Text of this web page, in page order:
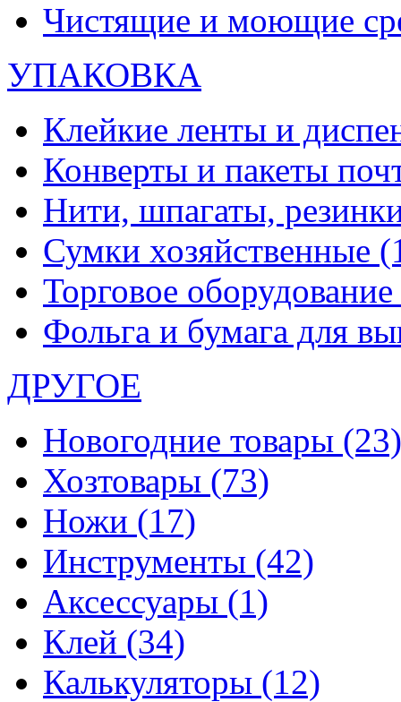
Чистящие и моющие
УПАКОВКА
Клейкие ленты и
Конверты и пакеты
Нити, шпагаты,
Сумки хозяйственные
Торговое оборудование
Фольга и бумага для
ДРУГОЕ
Новогодние товары (23)
Хозтовары (73)
Ножи (17)
Инструменты (42)
Аксессуары (1)
Клей (34)
Калькуляторы (12)